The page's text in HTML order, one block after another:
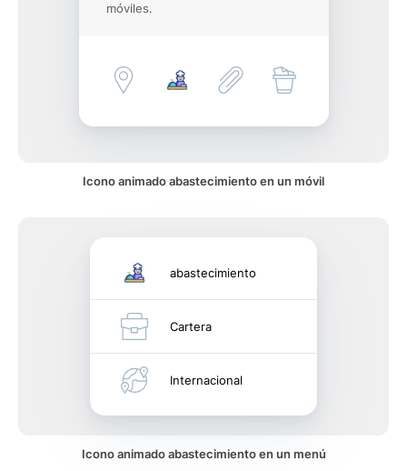
móviles.
Icono animado abastecimiento en un móvil
abastecimiento
Cartera
Internacional
Icono animado abastecimiento en un menú